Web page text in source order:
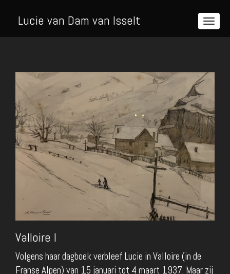
Lucie van Dam van Isselt
Valloire I
Volgens haar dagboek verbleef Lucie in Valloire (in de
Franse Alpen) van 15 januari tot 4 maart 1937. Maar zij